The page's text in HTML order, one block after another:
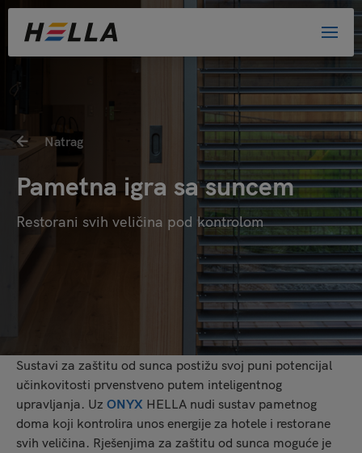
Natrag
Pametna igra sa suncem
Restorani svih veličina pod kontrolom
Sustavi za zaštitu od sunca postižu svoj puni potencijal
učinkovitosti prvenstveno putem inteligentnog
upravljanja. Uz ONYX HELLA nudi sustav pametnog
doma koji kontrolira unos energije za hotele i restorane
svih veličina. Rješenjima za zaštitu od sunca moguće je